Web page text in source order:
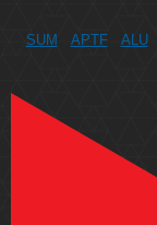
SUM APTF ALU